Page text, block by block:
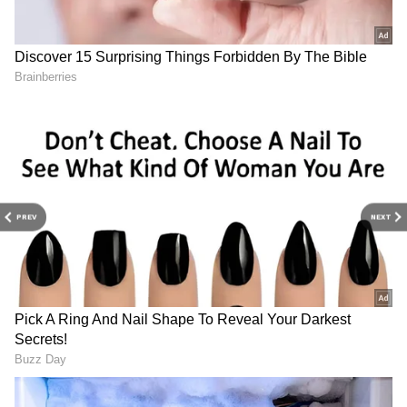
PREV NEXT
எனவே, திருமங்கலத்திலிருந்து
அண்ணாநகர் ரவுண்டானா சிந்தாமணி
Chennai Power Cut: இன்று
Chennai Power Cut: எந்த